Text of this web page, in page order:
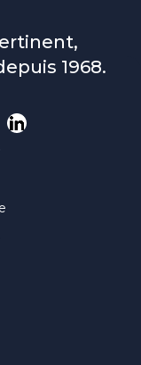
1968.